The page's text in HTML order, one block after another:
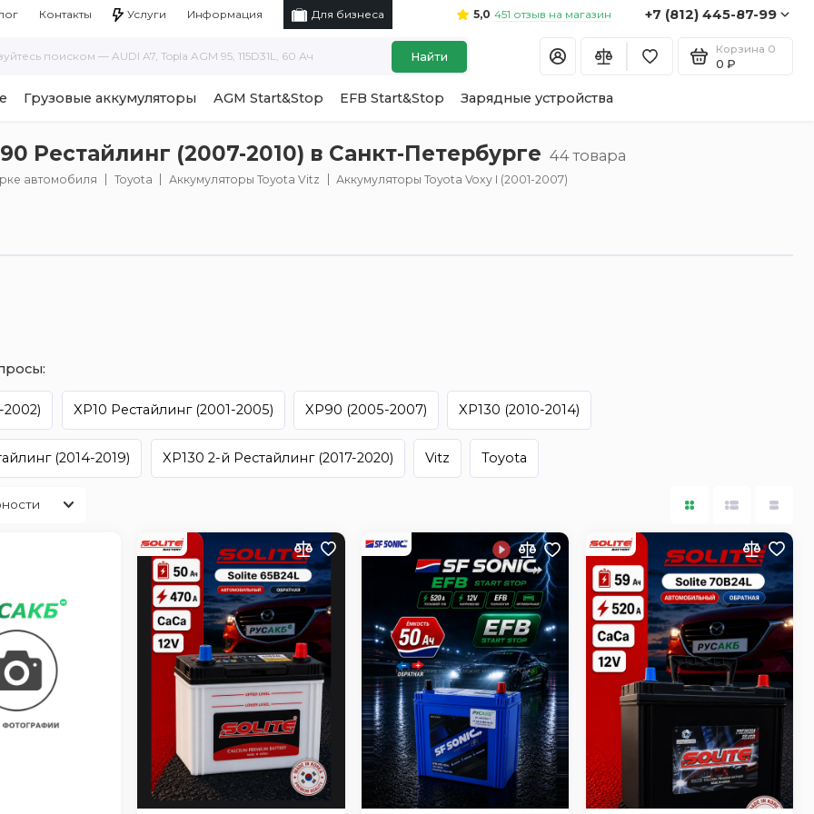
Контакты Услуги Информация Для бизнеса 5,0 451 отзыв на магазин +7 (812) 445-87-99
Найти
Корзина 0
0 ₽
Грузовые аккумуляторы AGM Start&Stop EFB Start&Stop Зарядные устройства
Рестайлинг (2007-2010) в Санкт-Петербурге 44 товара
автомобиля Toyota Аккумуляторы Toyota Vitz Аккумуляторы Toyota Voxy I (2001-2007)
2002) XP10 Рестайлинг (2001-2005) XP90 (2005-2007) XP130 (2010-2014)
(2014-2019) XP130 2-й Рестайлинг (2017-2020) Vitz Toyota